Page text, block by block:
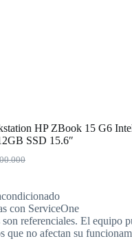
HP ZBook 15 G6
SSD 15.6″
con ServiceOne
referenciales. El equipo
que no afectan su